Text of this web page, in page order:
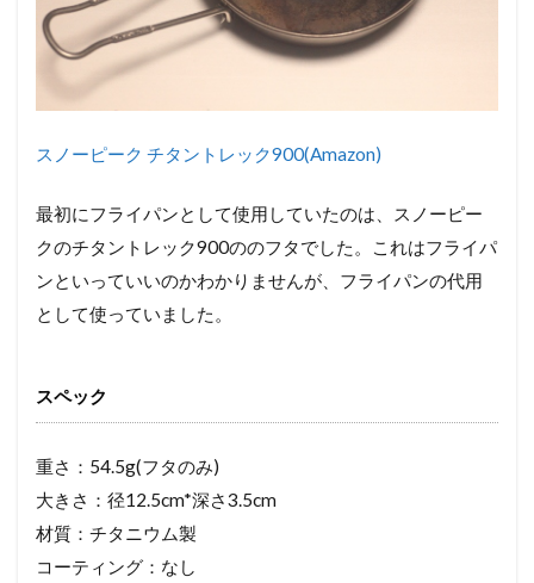
スノーピーク チタントレック900(Amazon)
最初にフライパンとして使用していたのは、スノーピー
クのチタントレック900ののフタでした。これはフライパ
ンといっていいのかわかりませんが、フライパンの代用
として使っていました。
スペック
重さ：54.5g(フタのみ)
大きさ：径12.5cm*深さ3.5cm
材質：チタニウム製
コーティング：なし